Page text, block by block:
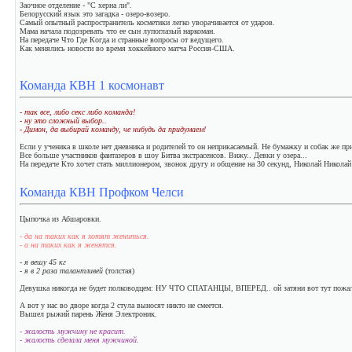
Заочное отделение - "С херна ли".
Белорусский язык это загадка - озеро-возеро.
Самый опытный распространитель косметики легко уворачивается от ударов.
Мама начала подозревать что ее сын лупоглазый наркоман.
На передаче Что Где Когда и странные вопросы от ведущего.
Как менялись новости во время хоккейного матча Россия-США.
Команда КВН 1 космонавт
- так все, либо секс либо команда!
- ну это сложный выбор..
- Димон, да выбирай команду, че нибудь да придумаем!
Если у ученика в школе нет дневника и родителей то он неприкасаемый. Не бумажку и собак же
Все больше участников фантазеров в шоу Битва экстрасенсов. Вижу.. Девки у озера...
На передаче Кто хочет стать миллионером, звонок другу и общение на 30 секунд, Николай Николай
Команда КВН Профком Челси
Цыпочка из Абшаровки.
- да на таких как я хотят жениться.
- а на таких как я женятся.
- я вешу 45 кг
- я в 2 раза талантливей (толстая)
Девушка никогда не будет полководцем: НУ ЧТО СПАТАНЦЫ, ВПЕРЕД.. ой затяни вот тут
А вот у нас во дворе когда 2 стула выносят никто не смеется.
Вышел рыжий парень Женя Электроник.
- жалость мужчину не красит.
- жалость сделала меня мужчиной.